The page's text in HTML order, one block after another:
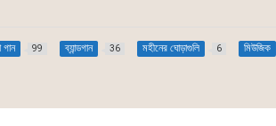
গান 99 ব্যান্ডগান 36 মহীনের ঘোড়াগুলি 6 মিউজিক